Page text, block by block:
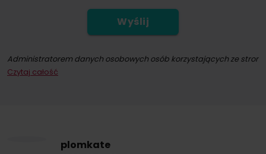
Wyślij
Administratorem danych osobowych osób korzystających ze strony
Dokonując zapisu na newsletter wyrażacie Państwo zgodę na
Czytaj całość
plomkate